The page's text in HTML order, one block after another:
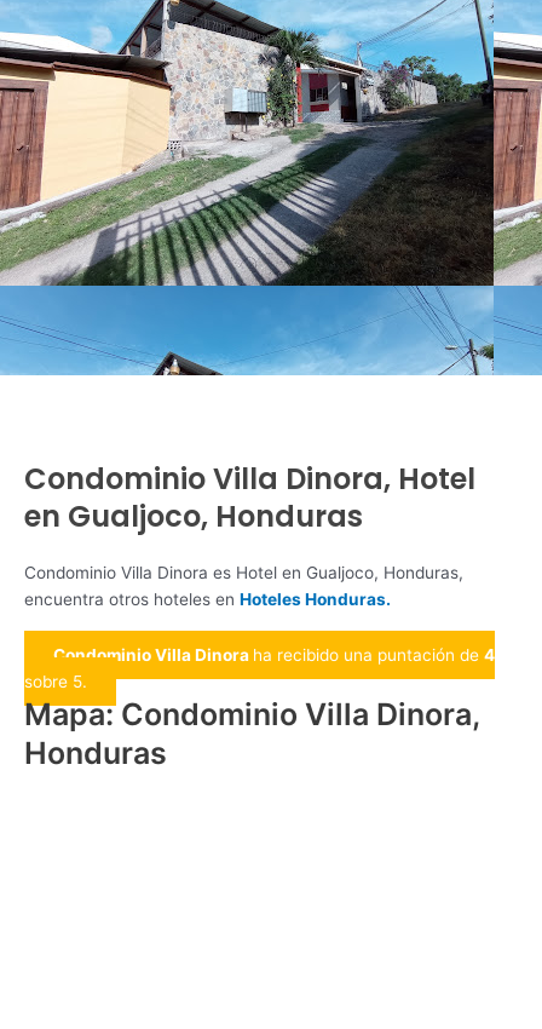
Condominio Villa Dinora, Hotel
en Gualjoco, Honduras
Condominio Villa Dinora es Hotel en Gualjoco, Honduras,
encuentra otros hoteles en Hoteles Honduras.
Condominio Villa Dinora ha recibido una puntación de 4
sobre 5.
Mapa: Condominio Villa Dinora,
Honduras